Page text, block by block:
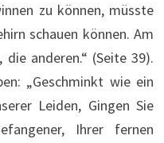
zu können, müsste
schauen können. Am
anderen.“ (Seite 39).
„Geschminkt wie ein
Leiden, Gingen Sie
Ihrer fernen